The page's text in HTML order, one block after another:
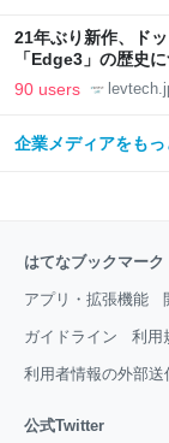
21年ぶり新作、ド
「Edge3」の歴史
LAB
90 users
企業メディアをも
はてなブックマーク
アプリ・拡張機能
ガイドライン 利用
利用者情報の外部送
公式Twitter